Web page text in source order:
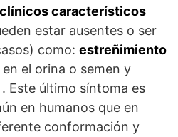
característicos
estar ausentes o ser
como: estreñimiento
el orina o semen y
. Este último síntoma es
en humanos que en
conformación y